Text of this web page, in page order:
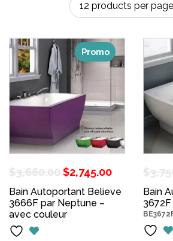
Promo
$3,660.00 Le
prix
initial
était :
$2,745.00
prix
actuel
$2,745.00.
Bain Autoportant Believe
3666F par Neptune –
avec couleur
$
Bain